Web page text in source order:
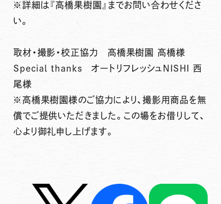
※詳細は『高橋果樹園』までお問い合わせくださ
い。
取材・撮影・校正協力 高橋果樹園 高橋様
Special thanks オートリフレッシュNISHI 西
尾様
※高橋果樹園様のご協力により、撮影用商品を無
償でご提供いただきました。この場をお借りして、
心より御礼申し上げます。